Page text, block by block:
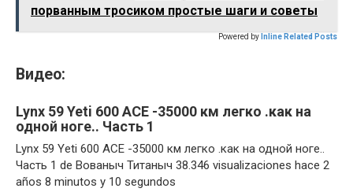
порванным тросиком простые шаги и советы
Powered by Inline Related Posts
Видео:
Lynx 59 Yeti 600 ACE -35000 км легко .как на
одной ноге.. Часть 1
Lynx 59 Yeti 600 ACE -35000 км легко .как на одной ноге..
Часть 1 de Вованыч Титаныч 38.346 visualizaciones hace 2
años 8 minutos y 10 segundos